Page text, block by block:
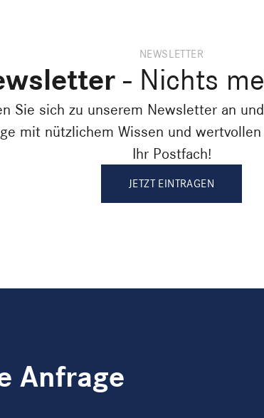
NEWSLETTER
- Nichts
Sie sich zu unserem Newsletter an
mit nützlichem Wissen und
Ihr Postfach!
JETZT EINTRAGEN
Anfrage